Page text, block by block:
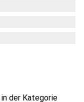
der Kategorie